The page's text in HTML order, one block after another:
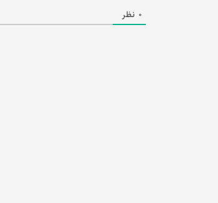
0 نظر